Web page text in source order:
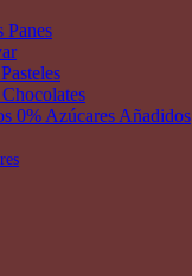
Panes
0% Azúcares Añadidos